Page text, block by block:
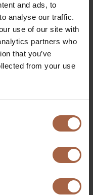
and ads, to
analyse our traffic.
use of our site with
partners who
that you’ve
from your use
stap in onze
uit om onze nieuwe
met onze
ernaar uit om de
bussen en
verder te
WhatsApp